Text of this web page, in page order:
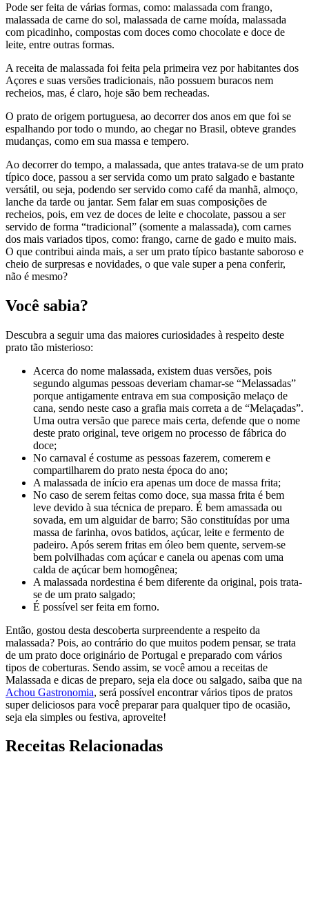
Pode ser feita de várias formas, como: malassada com frango,
malassada de carne do sol, malassada de carne moída, malassada
com picadinho, compostas com doces como chocolate e doce de
leite, entre outras formas.
A receita de malassada foi feita pela primeira vez por habitantes dos
Açores e suas versões tradicionais, não possuem buracos nem
recheios, mas, é claro, hoje são bem recheadas.
O prato de origem portuguesa, ao decorrer dos anos em que foi se
espalhando por todo o mundo, ao chegar no Brasil, obteve grandes
mudanças, como em sua massa e tempero.
Ao decorrer do tempo, a malassada, que antes tratava-se de um prato
típico doce, passou a ser servida como um prato salgado e bastante
versátil, ou seja, podendo ser servido como café da manhã, almoço,
lanche da tarde ou jantar. Sem falar em suas composições de
recheios, pois, em vez de doces de leite e chocolate, passou a ser
servido de forma “tradicional” (somente a malassada), com carnes
dos mais variados tipos, como: frango, carne de gado e muito mais.
O que contribui ainda mais, a ser um prato típico bastante saboroso e
cheio de surpresas e novidades, o que vale super a pena conferir,
não é mesmo?
Você sabia?
Descubra a seguir uma das maiores curiosidades à respeito deste
prato tão misterioso:
Acerca do nome malassada, existem duas versões, pois
segundo algumas pessoas deveriam chamar-se “Melassadas”
porque antigamente entrava em sua composição melaço de
cana, sendo neste caso a grafia mais correta a de “Melaçadas”.
Uma outra versão que parece mais certa, defende que o nome
deste prato original, teve origem no processo de fábrica do
doce;
No carnaval é costume as pessoas fazerem, comerem e
compartilharem do prato nesta época do ano;
A malassada de início era apenas um doce de massa frita;
No caso de serem feitas como doce, sua massa frita é bem
leve devido à sua técnica de preparo. É bem amassada ou
sovada, em um alguidar de barro; São constituídas por uma
massa de farinha, ovos batidos, açúcar, leite e fermento de
padeiro. Após serem fritas em óleo bem quente, servem-se
bem polvilhadas com açúcar e canela ou apenas com uma
calda de açúcar bem homogênea;
A malassada nordestina é bem diferente da original, pois trata-
se de um prato salgado;
É possível ser feita em forno.
Então, gostou desta descoberta surpreendente a respeito da
malassada? Pois, ao contrário do que muitos podem pensar, se trata
de um prato doce originário de Portugal e preparado com vários
tipos de coberturas. Sendo assim, se você amou a receitas de
Malassada e dicas de preparo, seja ela doce ou salgado, saiba que na
Achou Gastronomia, será possível encontrar vários tipos de pratos
super deliciosos para você preparar para qualquer tipo de ocasião,
seja ela simples ou festiva, aproveite!
Receitas Relacionadas